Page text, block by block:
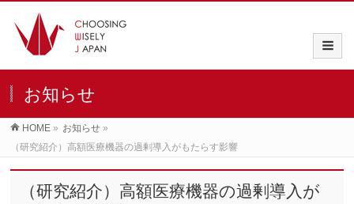
お知らせ
HOME » お知らせ »
（研究紹介）高額医療機器の過剰導入がもたらす影響
（研究紹介）高額医療機器の過剰導入が